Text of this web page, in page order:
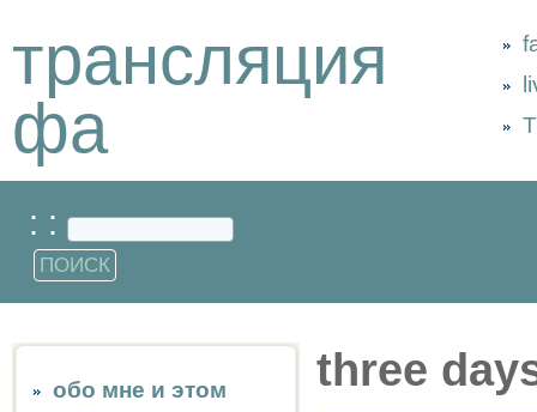
трансляция
фа
: :
обо мне и этом
three